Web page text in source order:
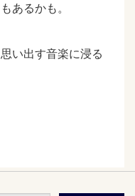
あるかも。
い出す音楽に浸る